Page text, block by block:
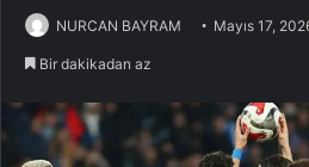
NURCAN BAYRAM Mayıs 17,
Bir dakikadan az